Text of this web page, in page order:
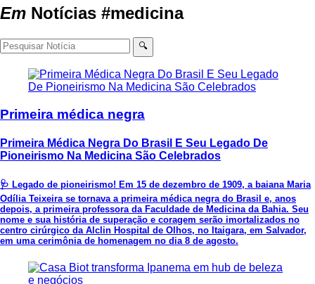
Em Notícias #medicina
🔍
Primeira médica negra
Primeira Médica Negra Do Brasil E Seu Legado De
Pioneirismo Na Medicina São Celebrados
🩺 Legado de pioneirismo! Em 15 de dezembro de 1909, a baiana Maria
Odília Teixeira se tornava a primeira médica negra do Brasil e, anos
depois, a primeira professora da Faculdade de Medicina da Bahia. Seu
nome e sua história de superação e coragem serão imortalizados no
centro cirúrgico da Alclin Hospital de Olhos, no Itaigara, em Salvador,
em uma cerimônia de homenagem no dia 8 de agosto.